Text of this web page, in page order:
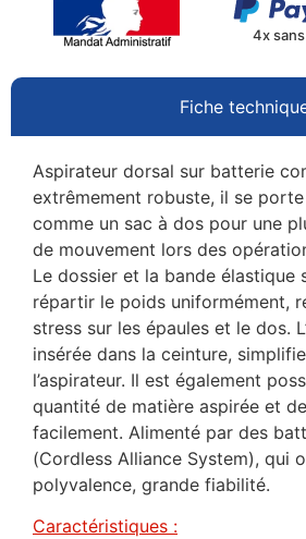
4x
Fiche
Aspirateur dorsal sur batterie
extrêmement robuste, il se
comme un sac à dos pour une
de mouvement lors des
Le dossier et la bande élastique
répartir le poids uniformément,
stress sur les épaules et le dos.
insérée dans la ceinture,
l’aspirateur. Il est également
quantité de matière aspirée et
facilement. Alimenté par des
(Cordless Alliance System), qui
polyvalence, grande fiabilité.
Caractéristiques :